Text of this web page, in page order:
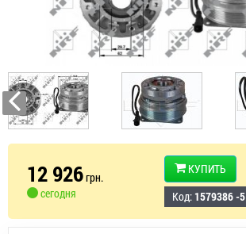
12 926грн.
сегодня
КУПИТЬ
Код: 1579386 -5